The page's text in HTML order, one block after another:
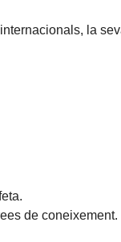
la
de coneixement.